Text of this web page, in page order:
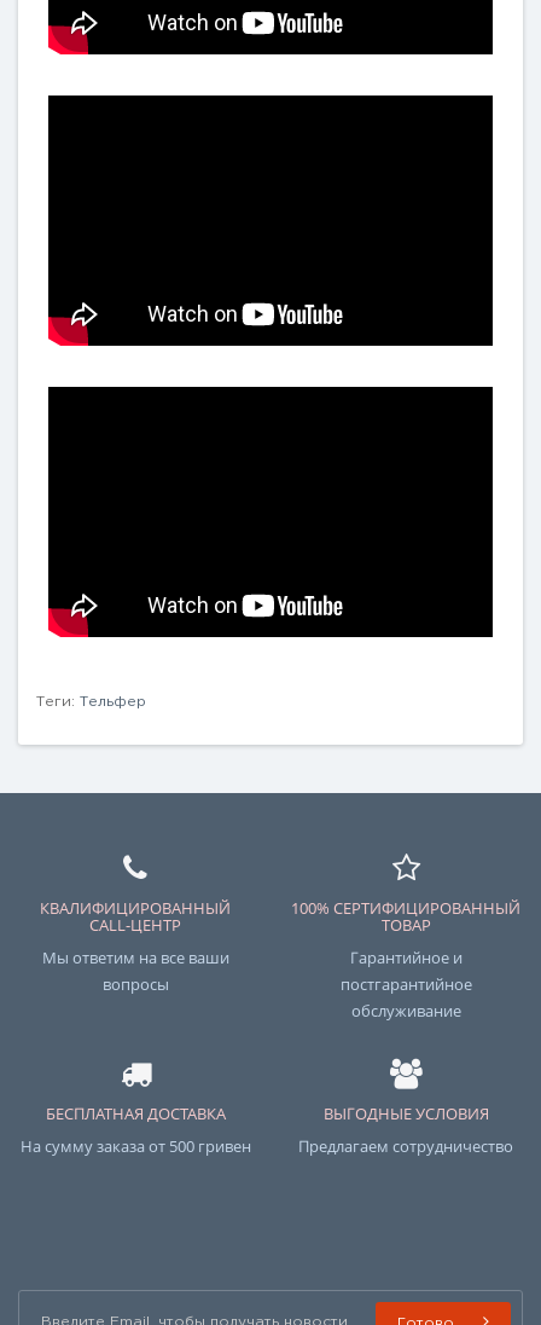
Теги: Тельфер
КВАЛИФИЦИРОВАННЫЙ
CALL-ЦЕНТР
Мы ответим на все ваши
вопросы
100% СЕРТИФИЦИРОВАННЫЙ
ТОВАР
Гарантийное и
постгарантийное
обслуживание
БЕСПЛАТНАЯ ДОСТАВКА
На сумму заказа от 500 гривен
ВЫГОДНЫЕ УСЛОВИЯ
Предлагаем сотрудничество